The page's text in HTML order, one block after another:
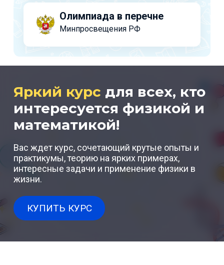
Олимпиада в перечне
Минпросвещения РФ
Яркий курс для всех, кто
интересуется физикой и
математикой!
Вас ждет курс, сочетающий крутые опыты и
практикумы, теорию на ярких примерах,
интересные задачи и применение физики в
жизни.
КУПИТЬ КУРС